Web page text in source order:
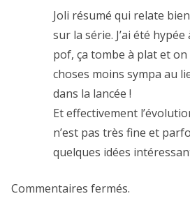
Joli résumé qui relate
sur la série. J’ai été
pof, ça tombe à plat et
choses moins sympa au
dans la lancée !
Et effectivement
n’est pas très fine et
quelques idées
Commentaires fermés.